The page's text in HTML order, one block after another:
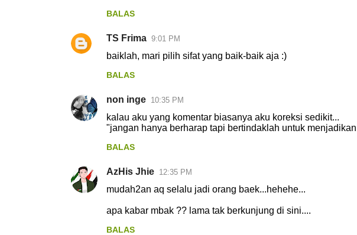
t
BALAS
TS Frima 9:01 PM
baiklah, mari pilih sifat yang baik-baik aja :)
BALAS
non inge 10:35 PM
kalau aku yang komentar biasanya aku koreksi sedikit...
"jangan hanya berharap tapi bertindaklah untuk
BALAS
AzHis Jhie 12:35 PM
mudah2an aq selalu jadi orang baek...hehehe...
apa kabar mbak ?? lama tak berkunjung di sini....
BALAS